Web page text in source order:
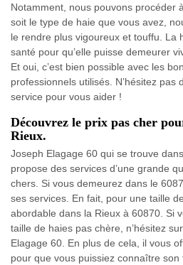
Notamment, nous pouvons procéder
soit le type de haie que vous avez,
le rendre plus vigoureux et touffu. La
santé pour qu’elle puisse demeurer
Et oui, c’est bien possible avec les
professionnels utilisés. N’hésitez pas
service pour vous aider !
Découvrez le prix pas cher
Rieux.
Joseph Elagage 60 qui se trouve
propose des services d’une grande
chers. Si vous demeurez dans le
ses services. En fait, pour une taille
abordable dans la Rieux à 60870. Si
taille de haies pas chère, n’hésitez
Elagage 60. En plus de cela, il vous
pour que vous puissiez connaître son